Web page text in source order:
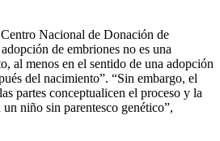
Nacional de Donación de
de embriones no es una
al menos en el sentido de una adopción
del nacimiento”. “Sin embargo, el
partes conceptualicen el proceso y la
niño sin parentesco genético”,